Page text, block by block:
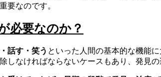
要なのです。
必要なのか？
話す・笑う といった人間の基本的な機能
しなければならないケースもあり、発見